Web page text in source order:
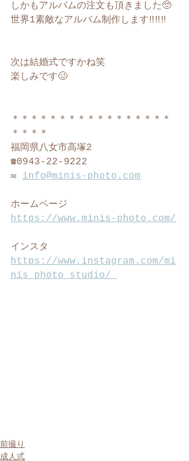
しかもアルバムの注文も頂きました🥺
世界1素敵なアルバム制作します‼︎‼︎‼︎
次は結婚式ですかね笑
楽しみです🥴
＊＊＊＊＊＊＊＊＊＊＊＊＊＊＊＊＊
＊＊＊＊
福岡県八女市高塚2
☎︎0943-22-9222
✉️ info@minis-photo.com
ホームページ
https://www.minis-photo.com/
インスタ
https://www.instagram.com/mi
nis_photo_studio/
前撮り
成人式